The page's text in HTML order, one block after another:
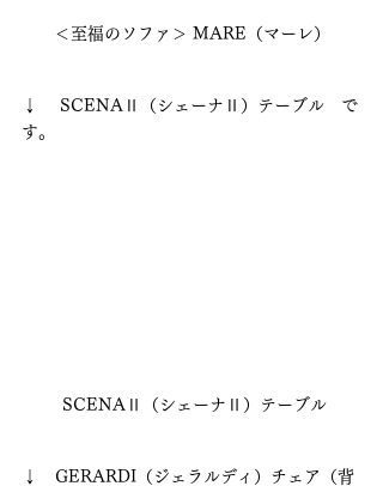
＜至福のソファ＞ MARE（マーレ）
↓　 SCENAⅡ（シェーナⅡ）テーブル　で
す。
SCENAⅡ（シェーナⅡ）テーブル
↓　GERARDI（ジェラルディ）チェア（背